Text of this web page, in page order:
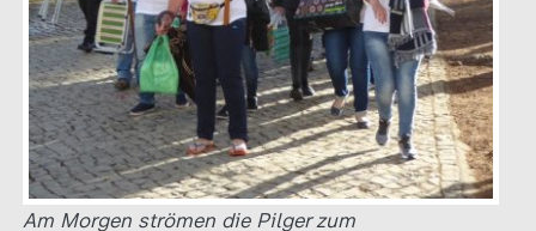
Am Morgen strömen die Pilger zum